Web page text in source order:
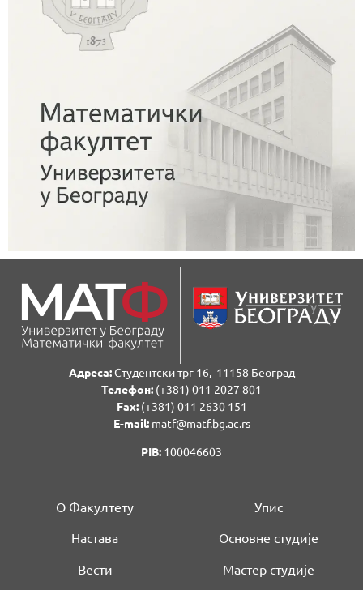
Адреса:Студентски трг 16, 11158 Београд
Телефон: (+381) 011 2027 801
Fаx:(+381) 011 2630 151
E-mail:matf@matf.bg.ac.rs
PIB: 100046603
О Факултету
Настава
Вести
Упис
Основне студије
Мастер студије